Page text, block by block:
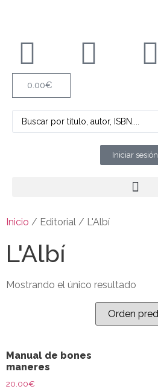
0.00€
Iniciar sesión
Inicio / Editorial / L'Albí
L'Albí
Mostrando el único resultado
Manual de bones
maneres
20.00€